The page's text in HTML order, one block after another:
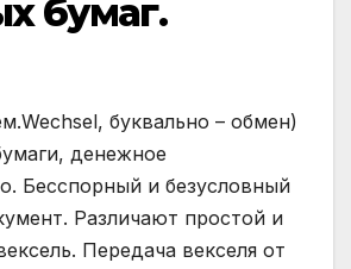
бумаг.
буквально – обмен)
денежное
Бесспорный и безусловный
Различают простой и
Передача векселя от